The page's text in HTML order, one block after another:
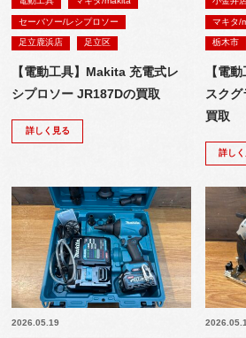
セーバソー/レシプロソー
足立鹿浜店 足立区
【電動工具】Makita 充電式レ
シプロソー JR187Dの買取
詳しく見る
マキタ/
栃木市
【電
スク
買取
詳し
2026.05.19